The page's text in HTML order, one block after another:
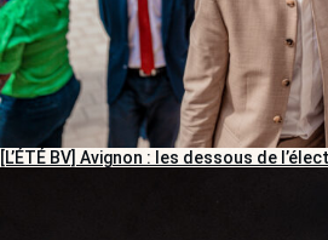
[L’ÉTÉ BV] Avignon : les dessous de